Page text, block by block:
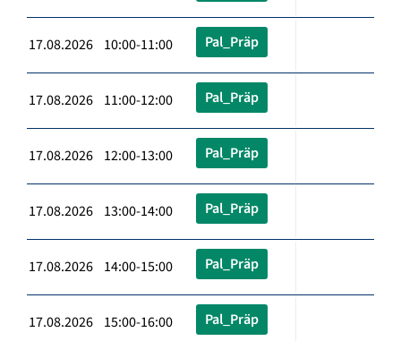
17.08.2026 10:00-11:00 Pal_Präp
17.08.2026 11:00-12:00 Pal_Präp
17.08.2026 12:00-13:00 Pal_Präp
17.08.2026 13:00-14:00 Pal_Präp
17.08.2026 14:00-15:00 Pal_Präp
17.08.2026 15:00-16:00 Pal_Präp